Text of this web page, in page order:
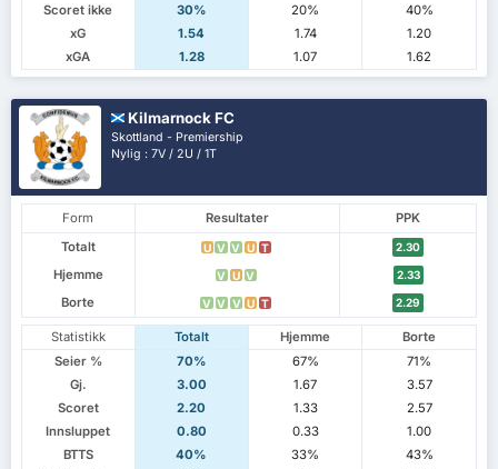
Scoret ikke
30% 20%
40%
xG
1.54 1.74
1.20
xGA
1.28 1.07 1.62
Kilmarnock FC
Skottland - Premiership
Nylig : 7V / 2U / 1T
Form Resultater
PPK
Totalt
U V V U T 2.30
Hjemme V U V 2.33
Borte V V V U T 2.29
Statistikk Totalt Hjemme
Borte
Seier %
70% 67%
71%
Gj.
3.00 1.67
3.57
Scoret
2.20 1.33
2.57
Innsluppet
0.80 0.33
1.00
BTTS
40% 33%
43%